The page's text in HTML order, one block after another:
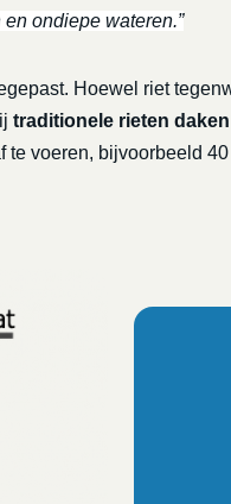
ondiepe wateren.”
Hoewel riet
traditionele rieten daken
te voeren, bijvoorbeeld